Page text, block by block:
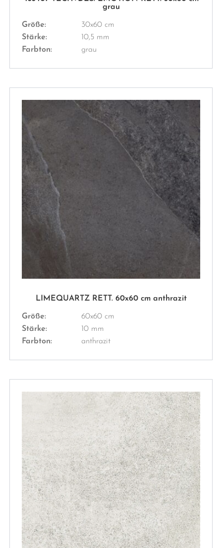
grau
Größe:
30x60 cm
Stärke:
10,5 mm
Farbton:
grau
LIMEQUARTZ RETT. 60x60 cm anthrazit
Größe:
60x60 cm
Stärke:
10 mm
Farbton:
anthrazit